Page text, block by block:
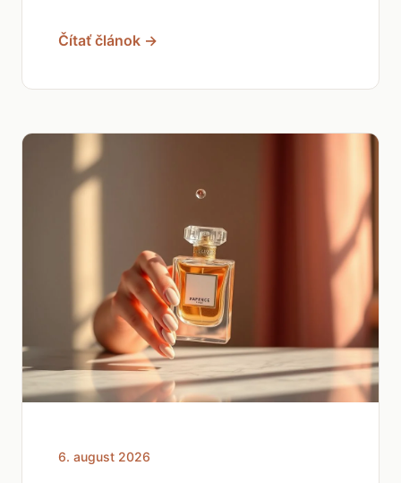
Čítať článok →
6. august 2026